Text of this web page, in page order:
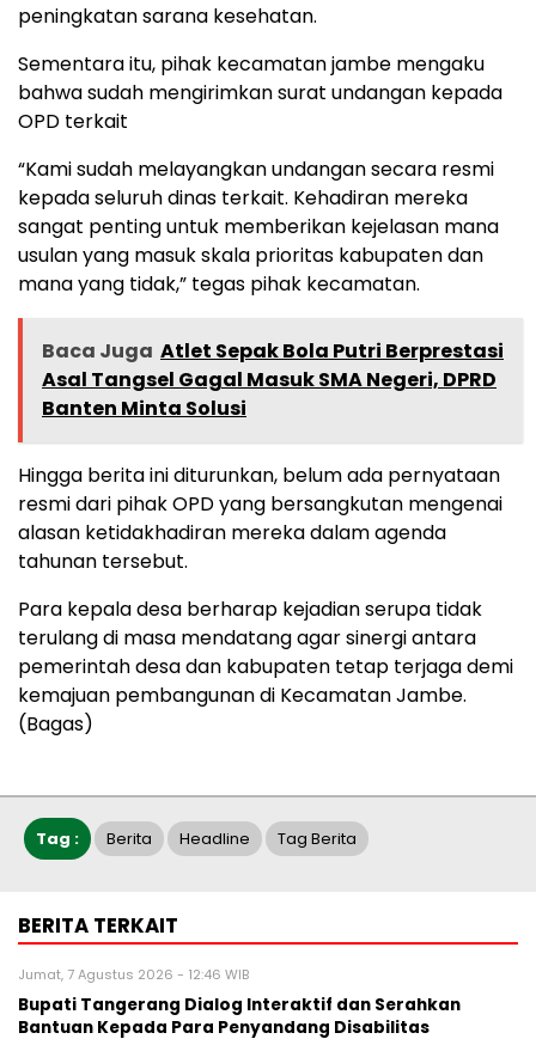
peningkatan sarana kesehatan.
Sementara itu, pihak kecamatan jambe mengaku
bahwa sudah mengirimkan surat undangan kepada
OPD terkait
“Kami sudah melayangkan undangan secara resmi
kepada seluruh dinas terkait. Kehadiran mereka
sangat penting untuk memberikan kejelasan mana
usulan yang masuk skala prioritas kabupaten dan
mana yang tidak,” tegas pihak kecamatan.
Baca Juga Atlet Sepak Bola Putri Berprestasi
Asal Tangsel Gagal Masuk SMA Negeri, DPRD
Banten Minta Solusi
‎Hingga berita ini diturunkan, belum ada pernyataan
resmi dari pihak OPD yang bersangkutan mengenai
alasan ketidakhadiran mereka dalam agenda
tahunan tersebut.
Para kepala desa berharap kejadian serupa tidak
terulang di masa mendatang agar sinergi antara
pemerintah desa dan kabupaten tetap terjaga demi
kemajuan pembangunan di Kecamatan Jambe.
(Bagas)
Tag : Berita Headline Tag Berita
BERITA TERKAIT
Jumat, 7 Agustus 2026 - 12:46 WIB
Bupati Tangerang Dialog Interaktif dan Serahkan
Bantuan Kepada Para Penyandang Disabilitas